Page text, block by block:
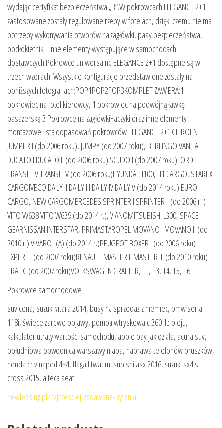
wydając certyfikat bezpieczeństwa „B”.W pokrowcach ELEGANCE 2+1
zastosowane zostały regulowane rzepy w fotelach, dzięki czemu nie ma
potrzeby wykonywania otworów na zagłówki, pasy bezpieczeństwa,
podłokietniki i inne elementy występujące w samochodach
dostawczych.Pokrowce uniwersalne ELEGANCE 2+1 dostępne są w
trzech wzorach. Wszystkie konfiguracje przedstawione zostały na
poniższych fotografiach:POP1POP2POP3KOMPLET ZAWIERA:1
pokrowiec na fotel kierowcy, 1 pokrowiec na podwójną ławkę
pasażerską 3 Pokrowce na zagłówkiHaczyki oraz inne elementy
montażowe Lista dopasowań pokrowców ELEGANCE 2+1:CITROEN
JUMPER I (do 2006 roku), JUMPY (do 2007 roku), BERLINGO VANFIAT
DUCATO I DUCATO II (do 2006 roku) SCUDO I (do 2007 roku)FORD
TRANSIT IV TRANSIT V (do 2006 roku)HYUNDAI H100, H1 CARGO, STAREX
CARGOIVECO DAILY II DAILY III DAILY IV DAILY V (do 2014 roku) EURO
CARGO, NEW CARGOMERCEDES SPRINTER I SPRINTER II (do 2006 r. )
VITO W638 VITO W639 (do 2014 r.), VIANOMITSUBISHI L300, SPACE
GEARNISSAN INTERSTAR, PRIMASTAROPEL MOVANO I MOVANO II (do
2010 r.) VIVARO I (A) (do 2014 r.)PEUGEOT BOXER I (do 2006 roku)
EXPERT I (do 2007 roku)RENAULT MASTER II MASTER III (do 2010 roku)
TRAFIC (do 2007 roku)VOLKSWAGEN CRAFTER, LT, T3, T4, T5, T6
Pokrowce samochodowe
suv cena, suzuki vitara 2014, busy na sprzedaż z niemiec, bmw seria 1
118i, świece żarowe objawy, pompa wtryskowa c 360 ile oleju,
kalkulator utraty wartości samochodu, apple pay jak działa, acura suv,
południowa obwodnica warszawy mapa, naprawa telefonów pruszków,
honda cr v naped 4×4, flaga litwa, mitsubishi asx 2016, suzuki sx4 s-
cross 2015, alteca seat
newleasing.pl/najczesciej-zadawane-pytania